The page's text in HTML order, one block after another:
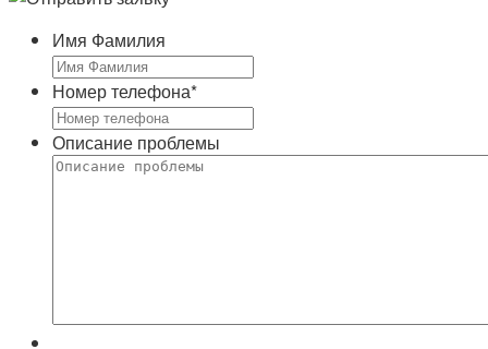
Имя Фамилия
Номер телефона*
Описание проблемы